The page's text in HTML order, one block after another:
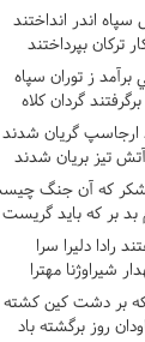
اندر انداختند
ترکان بپرداختند
ز توران سپاه
گردان کلاه
ارجاسپ گريان شدند
تيز بريان شدند
که آن جنگ
بد بر که بايد گريست
رادا دليرا سرا
شيراوژنا مهترا
بر دشت کين کشته
روز برگشته باد